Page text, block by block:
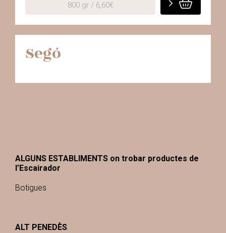
ALGUNS ESTABLIMENTS on trobar productes de
l’Escairador
Botigues
ALT PENEDÈS
800 gr / 6,60€
Segó